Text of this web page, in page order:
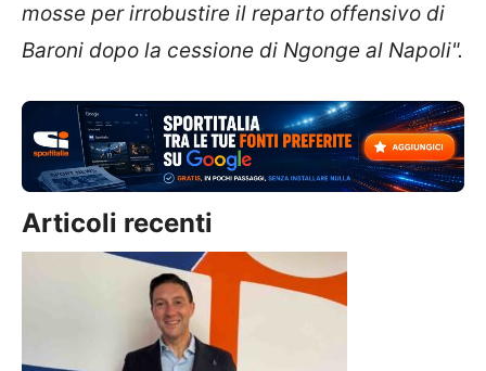
mosse per irrobustire il reparto offensivo di
Baroni dopo la cessione di Ngonge al Napoli".
Articoli recenti